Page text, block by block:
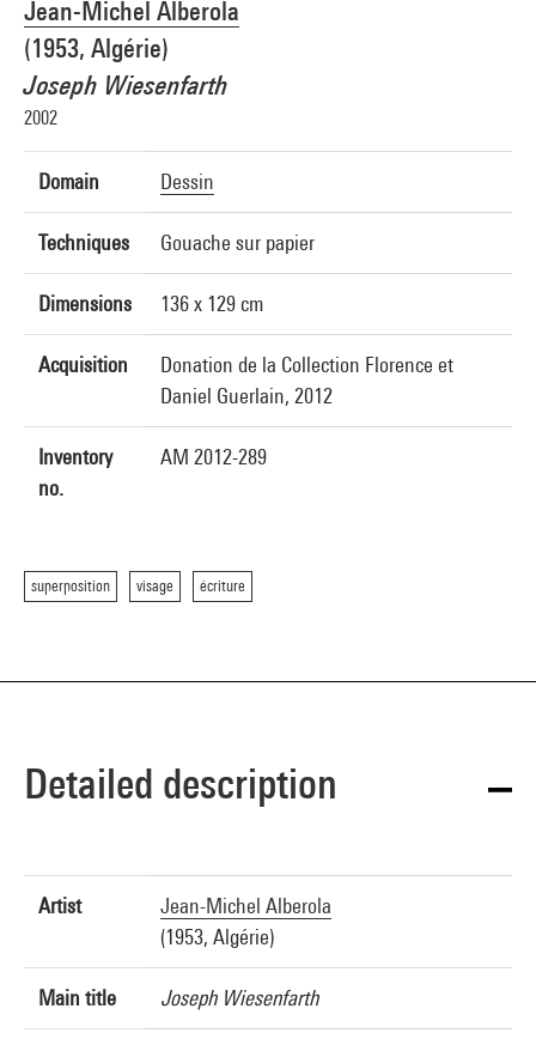
Jean-Michel Alberola
(1953, Algérie)
Joseph Wiesenfarth
2002
Domain Dessin
Techniques Gouache sur papier
Dimensions 136 x 129 cm
Acquisition
Donation de la Collection Florence et
Daniel Guerlain, 2012
Inventory
no.
AM 2012-289
superposition visage écriture
Photo credits : André Morin/Dist. GrandPalaisRmn
Image reference : 4L02162
Image presentation :GrandPalaisRmnPhoto
Detailed description
Artist
Jean-Michel Alberola
(1953, Algérie)
Main title Joseph Wiesenfarth